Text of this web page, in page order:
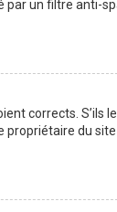
par un filtre anti-
corrects. S’ils le
propriétaire du site